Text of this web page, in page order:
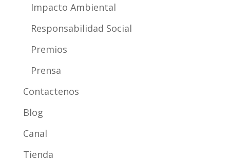
Impacto Ambiental
Responsabilidad Social
Premios
Prensa
Contactenos
Blog
Canal
Tienda